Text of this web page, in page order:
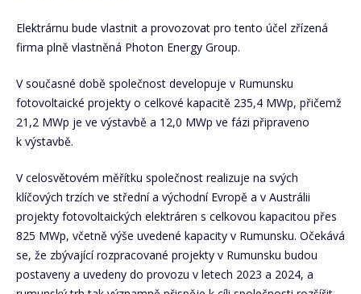
Elektrárnu bude vlastnit a provozovat pro tento účel zřízená
firma plně vlastněná Photon Energy Group.
V současné době společnost developuje v Rumunsku
fotovoltaické projekty o celkové kapacitě 235,4 MWp, přičemž
21,2 MWp je ve výstavbě a 12,0 MWp ve fázi připraveno
k výstavbě.
V celosvětovém měřítku společnost realizuje na svých
klíčových trzích ve střední a východní Evropě a v Austrálii
projekty fotovoltaických elektráren s celkovou kapacitou přes
825 MWp, včetně výše uvedené kapacity v Rumunsku. Očekává
se, že zbývající rozpracované projekty v Rumunsku budou
postaveny a uvedeny do provozu v letech 2023 a 2024, a